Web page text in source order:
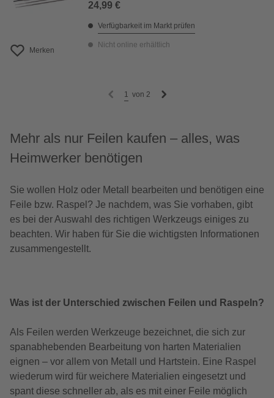
Merken
24,99 €
Verfügbarkeit im Markt prüfen
Nicht online erhältlich
1 von 2
Mehr als nur Feilen kaufen – alles, was
Heimwerker benötigen
Sie wollen Holz oder Metall bearbeiten und benötigen eine
Feile bzw. Raspel? Je nachdem, was Sie vorhaben, gibt
es bei der Auswahl des richtigen Werkzeugs einiges zu
beachten. Wir haben für Sie die wichtigsten Informationen
zusammengestellt.
Was ist der Unterschied zwischen Feilen und Raspeln?
Als Feilen werden Werkzeuge bezeichnet, die sich zur
spanabhebenden Bearbeitung von harten Materialien
eignen – vor allem von Metall und Hartstein. Eine Raspel
wiederum wird für weichere Materialien eingesetzt und
spant diese schneller ab, als es mit einer Feile möglich